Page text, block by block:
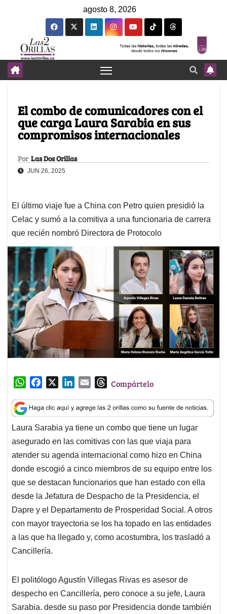
agosto 8, 2026
El combo de comunicadores con el
que carga Laura Sarabia en sus
compromisos internacionales
Por Las Dos Orillas
JUN 26, 2025
El último viaje fue a China con Petro quien presidió la
Celac y sumó a la comitiva a una funcionaria de carrera
que recién nombró Directora de Protocolo
W
a
t
s
A
p
p
c
e
b
o
o
k
n
k
e
d
I
n
a
i
l
T
r
e
a
d
s
Compártelo
Laura Sarabia ya tiene un combo que tiene un lugar
asegurado en las comitivas con las que viaja para
atender su agenda internacional como hizo en China
donde escogió a cinco miembros de su equipo entre los
que se destacan funcionarios que han estado con ella
desde la Jefatura de Despacho de la Presidencia, el
Dapre y el Departamento de Prosperidad Social. A otros
con mayor trayectoria se los ha topado en las entidades
a las que ha llegado y, como acostumbra, los trasladó a
Cancillería.
El politólogo Agustín Villegas Rivas es asesor de
despecho en Cancillería, pero conoce a su jefe, Laura
Sarabia. desde su paso por Presidencia donde también